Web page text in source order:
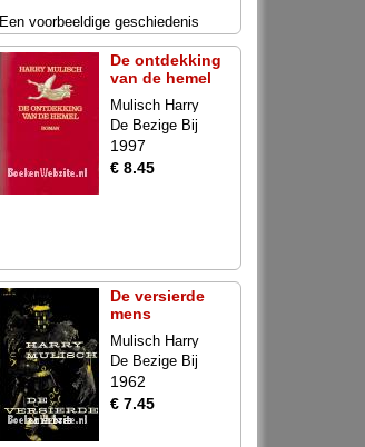
Een voorbeeldige geschiedenis
De ontdekking
van de hemel
Mulisch Harry
De Bezige Bij
1997
€ 8.45
De versierde
mens
Mulisch Harry
De Bezige Bij
1962
€ 7.45